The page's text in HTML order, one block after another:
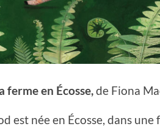
ferme en Écosse,de Fiona
est née en Écosse, dans